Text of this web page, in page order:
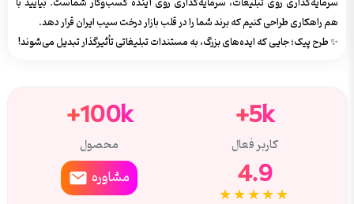
هم راهکاری طراحی کنیم که برند شما را در قلب بازار درخت سیب ایران قرار دهد.
✨ طرح پیک؛ جایی که ایده‌های بزرگ، به مستندات تبلیغاتی تأثیرگذار تبدیل می‌شوند!
5k+
کاربر فعال
100k+
محصول
4.9
★★★★★
مشاوره